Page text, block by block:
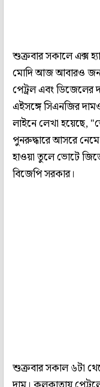
শুক্রবার সকালে এক্স
মোদি আজ আবারও
পেট্রল এবং ডিজেলের
এইসঙ্গে সিএনজির
লাইনে লেখা হয়েছে,
পুনরুদ্ধারে আসরে
হাওয়া তুলে ভোটে
বিজেপি সরকার।
শুক্রবার সকাল ৬টা